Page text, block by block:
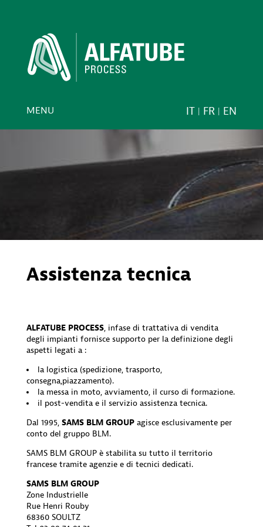
IT FR EN
MENU
Assistenza tecnica
ALFATUBE PROCESS, infase di trattativa di vendita
degli impianti fornisce supporto per la definizione degli
aspetti legati a :
la logistica (spedizione, trasporto,
consegna,piazzamento).
la messa in moto, avviamento, il curso di formazione.
il post-vendita e il servizio assistenza tecnica.
Dal 1995, SAMS BLM GROUPagisce esclusivamente per
conto del gruppo BLM.
SAMS BLM GROUP è stabilita su tutto il territorio
francese tramite agenzie e di tecnici dedicati.
SAMS BLM GROUP
Zone Industrielle
Rue Henri Rouby
68360 SOULTZ